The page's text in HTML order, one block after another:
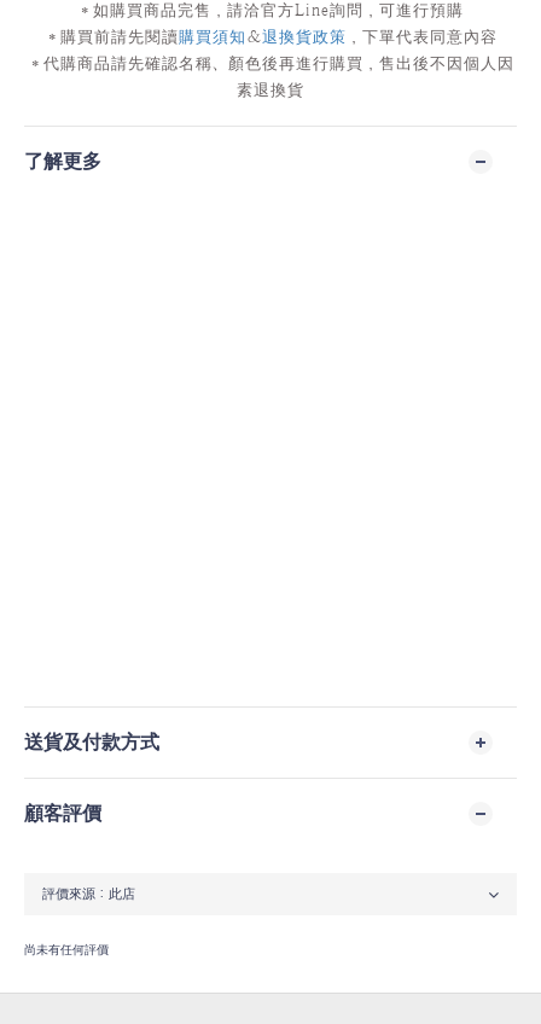
＊如購買商品完售，請洽官方Line詢問，可進行預購
＊購買前請先閱讀購買須知 ＆退換貨政策 ，下單代表同意內容
＊代購商品請先確認名稱、顏色後再進行購買，售出後不因個人因
素退換貨
了解更多
送貨及付款方式
顧客評價
尚未有任何評價